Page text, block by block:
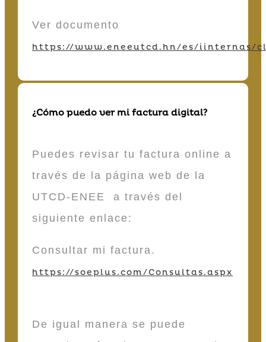
Ver documento
https://www.eneeutcd.hn/es/iinternas/
¿Cómo puedo ver mi factura digital?
Puedes revisar tu factura online a
través de la página web de la
UTCD-ENEE a través del
siguiente enlace:
Consultar mi factura.
https://soeplus.com/Consultas.aspx
De igual manera se puede